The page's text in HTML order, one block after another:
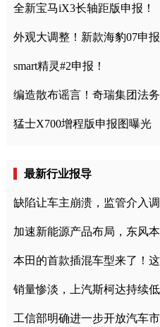
全新宝马iX3长轴距版申报！
外观大调整！新款海豹07申报
smart精灵#2申报！
编造散布谣言！奇瑞集团法
猛士X700增程版申报图曝光
最新行业报导
缺陷让车主崩溃，监管介入
加速新能源产品布局，东风
本田的首款插混车型来了！
销量惨淡，上汽斯柯达持续
工信部明确进一步开放汽车